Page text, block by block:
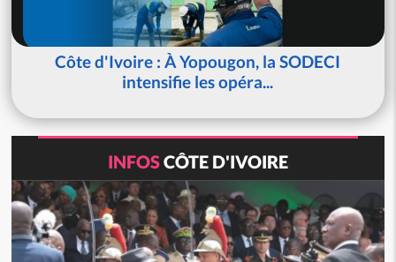
Côte d'Ivoire : À Yopougon, la SODECI
intensifie les opéra...
INFOSCÔTE D'IVOIRE